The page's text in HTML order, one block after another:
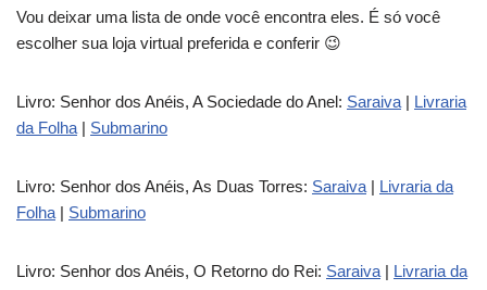
Vou deixar uma lista de onde você encontra eles. É só você
escolher sua loja virtual preferida e conferir 😉
Livro: Senhor dos Anéis, A Sociedade do Anel: Saraiva | Livraria
da Folha | Submarino
Livro: Senhor dos Anéis, As Duas Torres: Saraiva | Livraria da
Folha | Submarino
Livro: Senhor dos Anéis, O Retorno do Rei: Saraiva | Livraria da